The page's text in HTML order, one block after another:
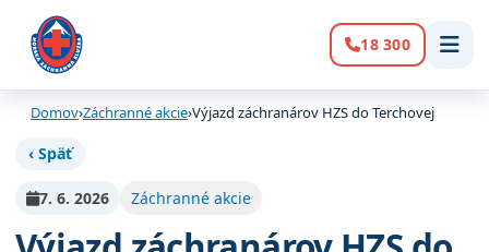
Volanie:
18 300
Domov›Záchranné akcie›Výjazd záchranárov HZS do Terchovej
‹ Späť
7. 6. 2026 Záchranné akcie